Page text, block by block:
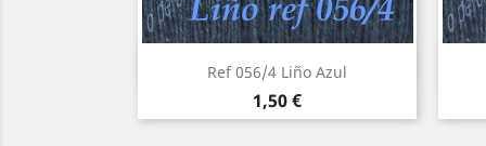
Ref 056/4 Liño Azul
Precio
1,50 €
Vista rápida